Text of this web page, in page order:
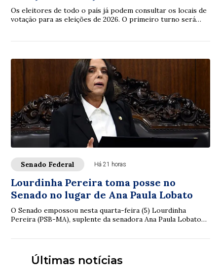
Os eleitores de todo o país já podem consultar os locais de
votação para as eleições de 2026. O primeiro turno será
Senado Federal Há 21 horas
Lourdinha Pereira toma posse no
Senado no lugar de Ana Paula Lobato
O Senado empossou nesta quarta-feira (5) Lourdinha
Pereira (PSB-MA), suplente da senadora Ana Paula Lobato
Últimas notícias